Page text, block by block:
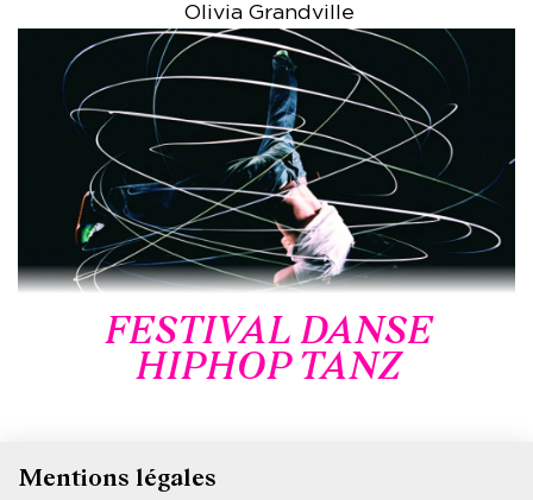
Olivia Grandville
FESTIVAL DANSE
HIPHOP TANZ
Mentions légales